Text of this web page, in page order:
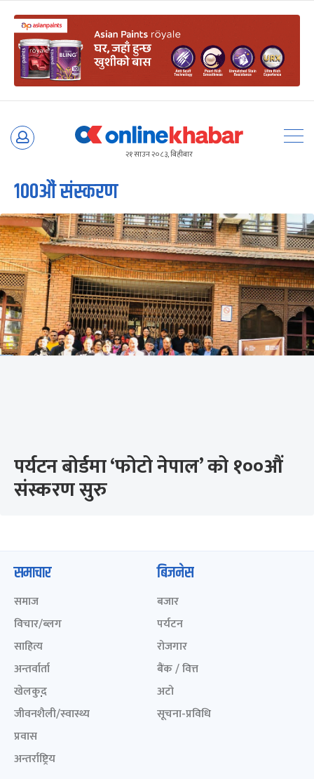
Skip
२१ साउन २०८३, बिहीबार
१००औं संस्करण
पर्यटन बोर्डमा ‘फोटो नेपाल’ को १००औं
संस्करण सुरु
समाचार
समाज
विचार/ब्लग
साहित्य
अन्तर्वार्ता
खेलकुद़़
जीवनशैली/स्वास्थ्य
प्रवास
अन्तर्राष्ट्रिय
बिजनेस
बजार
पर्यटन
रोजगार
बैंक / वित्त
अटो
सूचना-प्रविधि